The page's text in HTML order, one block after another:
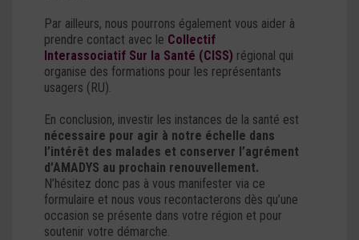
Par ailleurs, nous pourrons également vous aider à
prendre contact avec le Collectif
Interassociatif Sur la Santé (CISS) régional qui
organise des formations pour les représentants
usagers (RU).
En conclusion, investir les instances de la santé est
nécessaire pour agir à notre échelle dans
l’intérêt des malades et conserver l’agrément
d’AMADYS au prochain renouvellement.
N’hésitez donc pas à vous manifester via ce
formulaire et nous vous recontacterons dès qu’une
occasion se présente dans votre région et pour
soutenir votre démarche.